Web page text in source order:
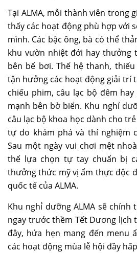
Tại ALMA, mỗi thành viên trong
thấy các hoạt động phù hợp với
mình. Các bậc ông, bà có thể
khu vườn nhiệt đới hay thưởng
bên bể bơi. Thế hệ thanh,
tận hưởng các hoạt động giải trí
chiếu phim, câu lạc bộ đêm
mạnh bên bờ biển. Khu nghỉ
câu lạc bộ khoa học dành cho
tự do khám phá và thí nghiệm
Sau một ngày vui chơi mệt
thể lựa chọn tự tay chuẩn bị
thưởng thức mỹ vị ẩm thực độc
quốc tế của ALMA.
Khu nghỉ dưỡng ALMA sẽ
ngay trước thềm Tết Dương lịch
đây, hứa hẹn mang đến menu
các hoạt động mùa lễ hội đầy